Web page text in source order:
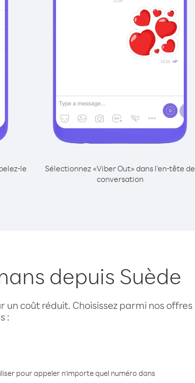
le
Sélectionnez «Viber Out» dans l'en-tête de
conversation
depuis Suède
coût réduit. Choisissez parmi nos offres
:
pour appeler n'importe quel numéro dans